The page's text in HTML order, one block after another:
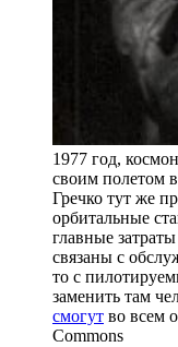
1977 год,
своим полетом
Гречко тут же
орбитальные
главные
связаны с
то с
заменить там
смогут во всем
Commons